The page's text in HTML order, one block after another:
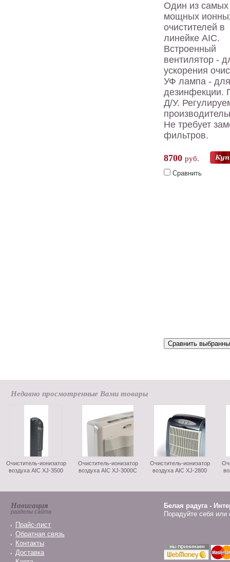
Один из самых
мощных
очистителей в
линейке AIC.
Встроенный
вентилятор -
ускорения
УФ лампа - для
дезинфекции.
Д/У.
Не требует
фильтров.
8700 руб.
Сравнить
Недавно просмотренные Вами товары
Очиститель-ионизатор
воздуха AIC XJ-3500
Очиститель-ионизатор
воздуха AIC XJ-3000C
Очиститель-ионизатор
воздуха AIC XJ-2800
Навигация
разделы сайта
Прайс-лист
Обратная связь
Контакты
Доставка
Белая радуга -
Порадуйте себя